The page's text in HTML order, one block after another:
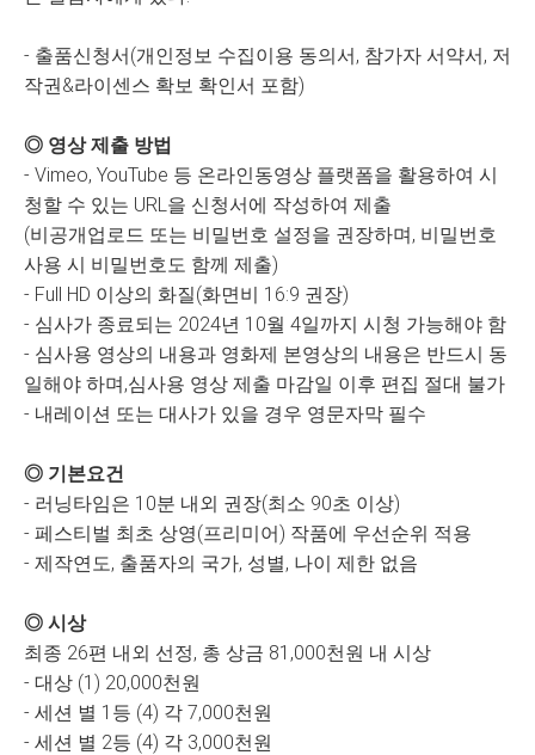
- 출품신청서(개인정보 수집이용 동의서, 참가자 서약서, 저
작권&라이센스 확보 확인서 포함)
◎ 영상 제출 방법
- Vimeo, YouTube 등 온라인동영상 플랫폼을 활용하여 시
청할 수 있는 URL을 신청서에 작성하여 제출
(비공개업로드 또는 비밀번호 설정을 권장하며, 비밀번호
사용 시 비밀번호도 함께 제출)
- Full HD 이상의 화질(화면비 16:9 권장)
- 심사가 종료되는 2024년 10월 4일까지 시청 가능해야 함
- 심사용 영상의 내용과 영화제 본영상의 내용은 반드시 동
일해야 하며,심사용 영상 제출 마감일 이후 편집 절대 불가
- 내레이션 또는 대사가 있을 경우 영문자막 필수
◎ 기본요건
- 러닝타임은 10분 내외 권장(최소 90초 이상)
- 페스티벌 최초 상영(프리미어) 작품에 우선순위 적용
- 제작연도, 출품자의 국가, 성별, 나이 제한 없음
◎ 시상
최종 26편 내외 선정, 총 상금 81,000천원 내 시상
- 대상 (1) 20,000천원
- 세션 별 1등 (4) 각 7,000천원
- 세션 별 2등 (4) 각 3,000천원